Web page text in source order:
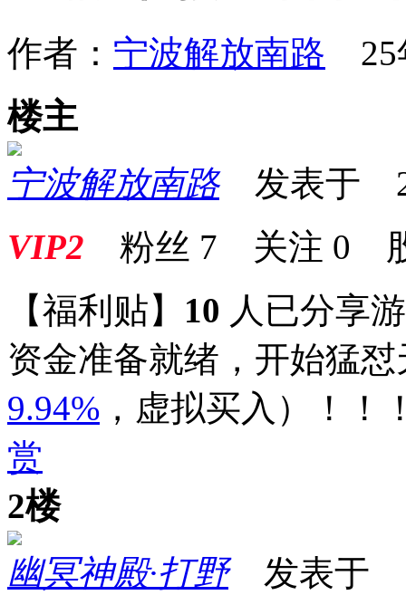
作者： 宁波解放南路 25
楼主
宁波解放南路发表于
VIP2 粉丝 7 关注 0
【福利贴】 10 人已分享
资金准备就绪，开始猛
9.94% ， 虚拟买入 ）
！！
赏
2楼
幽冥神殿·打野发表于